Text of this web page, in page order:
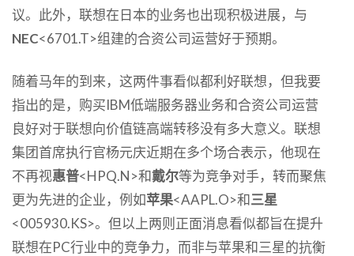
议。此外，联想在日本的业务也出现积极进展，与
NEC<6701.T>组建的合资公司运营好于预期。
随着马年的到来，这两件事看似都利好联想，但我要
指出的是，购买IBM低端服务器业务和合资公司运营
良好对于联想向价值链高端转移没有多大意义。联想
集团首席执行官杨元庆近期在多个场合表示，他现在
不再视惠普<HPQ.N>和戴尔等为竞争对手，转而聚焦
更为先进的企业，例如苹果<AAPL.O>和三星
<005930.KS>。但以上两则正面消息看似都旨在提升
联想在PC行业中的竞争力，而非与苹果和三星的抗衡